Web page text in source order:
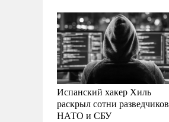
Испанский хакер Хиль
раскрыл сотни разведчиков
НАТО и СБУ